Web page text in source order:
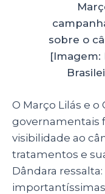
sobre o
[Imagem:
O Março Lilás e o
governamentais
visibilidade ao
tratamentos e
Dândara ressalta: